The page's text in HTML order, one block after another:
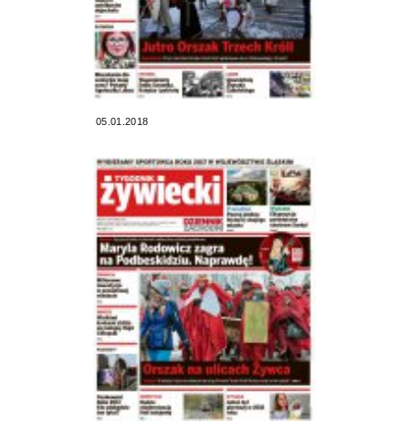
05.01.2018